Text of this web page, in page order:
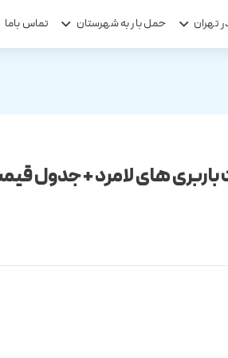
تهران حمل بار به شهرستان تماس باما
باربری های لامرد + جدول